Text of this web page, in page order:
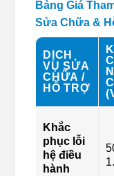
Bảng Giá
Sửa Chữa &
DỊCH
VỤ SỬA
CHỮA /
HỖ TRỢ
Khắc
phục lỗi
hệ điều
hành